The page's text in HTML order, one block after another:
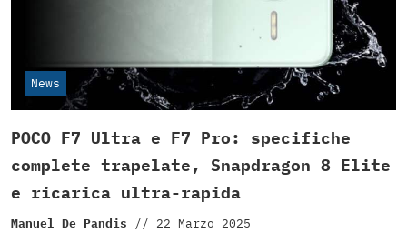
News
POCO F7 Ultra e F7 Pro: specifiche
complete trapelate, Snapdragon 8 Elite
e ricarica ultra-rapida
Manuel De Pandis // 22 Marzo 2025